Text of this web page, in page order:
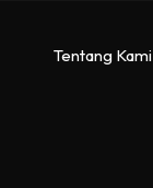
Tentang Kami